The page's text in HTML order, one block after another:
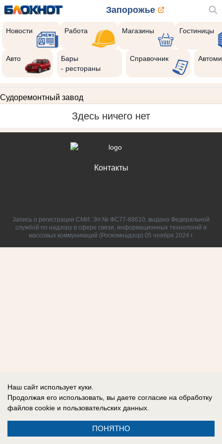
Запорожье
Новости Работа Магазины Гостиницы
Авто
Бары
- рестораны
Справочник
Судоремонтный завод
Здесь ничего нет
Контакты
Запись о регистрации СМИ: Эл № ФС77-88610, выдано Федеральной
службой по надзору в сфере связи, информационных технологий и
массовых коммуникаций (Роскомнадзор) 05 ноября 2024 г.
Наш сайт использует куки.
Продолжая его использовать, вы даете согласие на обработку
файлов cookie и пользовательских данных.
ПОНЯТНО